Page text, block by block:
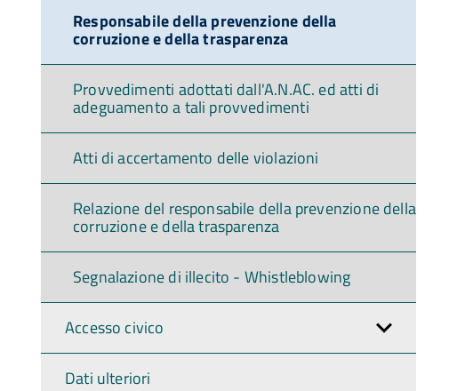
Responsabile della prevenzione della
corruzione e della trasparenza
Provvedimenti adottati dall'A.N.AC. ed atti di
adeguamento a tali provvedimenti
Atti di accertamento delle violazioni
Relazione del responsabile della prevenzione della
corruzione e della trasparenza
Segnalazione di illecito - Whistleblowing
Accesso civico
Dati ulteriori